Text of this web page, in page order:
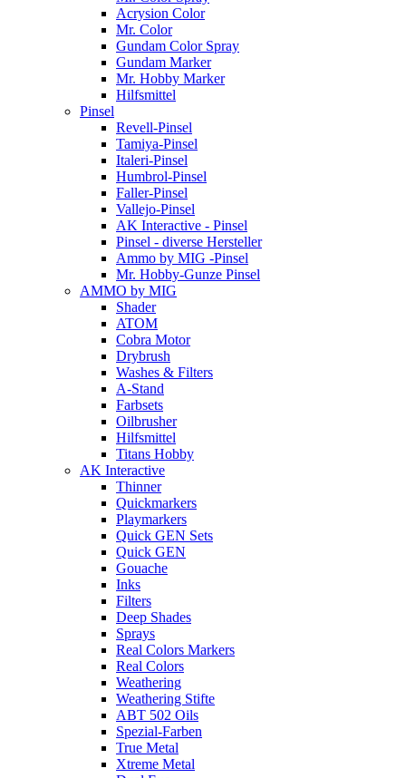
Acrysion Color
Mr. Color
Gundam Color Spray
Gundam Marker
Mr. Hobby Marker
Hilfsmittel
Pinsel
Revell-Pinsel
Tamiya-Pinsel
Italeri-Pinsel
Humbrol-Pinsel
Faller-Pinsel
Vallejo-Pinsel
AK Interactive - Pinsel
Pinsel - diverse Hersteller
Ammo by MIG -Pinsel
Mr. Hobby-Gunze Pinsel
AMMO by MIG
Shader
ATOM
Cobra Motor
Drybrush
Washes & Filters
A-Stand
Farbsets
Oilbrusher
Hilfsmittel
Titans Hobby
AK Interactive
Thinner
Quickmarkers
Playmarkers
Quick GEN Sets
Quick GEN
Gouache
Inks
Filters
Deep Shades
Sprays
Real Colors Markers
Real Colors
Weathering
Weathering Stifte
ABT 502 Oils
Spezial-Farben
True Metal
Xtreme Metal